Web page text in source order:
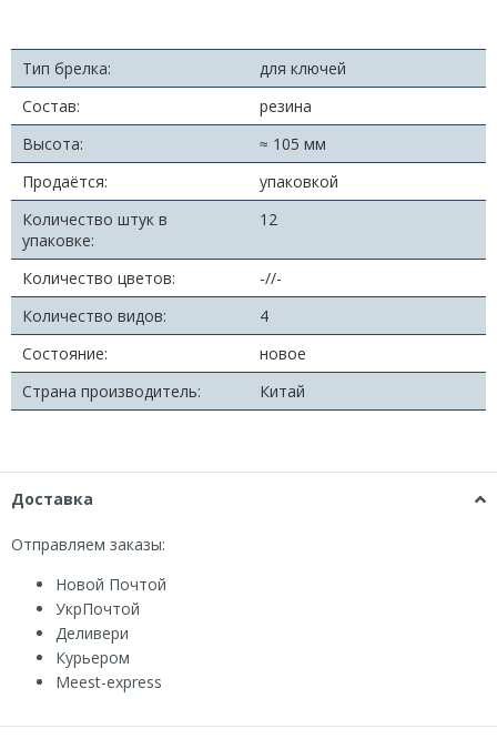
Тип брелка:
для ключей
Состав:
резина
Высота:
≈ 105 мм
Продаётся:
упаковкой
Количество штук в
упаковке:
12
Количество цветов:
-//-
Количество видов:
4
Состояние:
новое
Страна производитель:
Китай
Доставка
Отправляем заказы:
Новой Почтой
УкрПочтой
Деливери
Курьером
Мeest-express